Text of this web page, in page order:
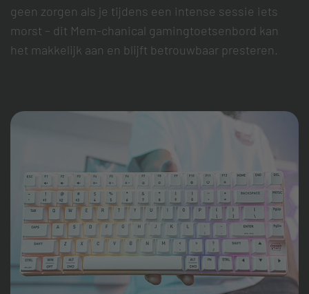
geen zorgen als je tijdens een intense sessie iets
morst – dit Mem-chanical gamingtoetsenbord kan
het makkelijk aan en blijft betrouwbaar presteren.